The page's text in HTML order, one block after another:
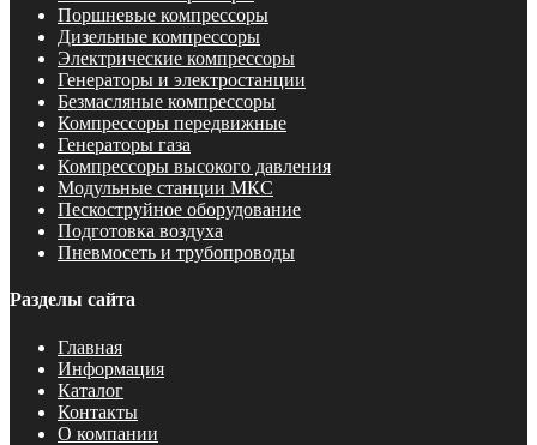
Поршневые компрессоры
Дизельные компрессоры
Электрические компрессоры
Генераторы и электростанции
Безмасляные компрессоры
Компрессоры передвижные
Генераторы газа
Компрессоры высокого давления
Модульные станции МКС
Пескоструйное оборудование
Подготовка воздуха
Пневмосеть и трубопроводы
Разделы сайта
Главная
Информация
Каталог
Контакты
О компании